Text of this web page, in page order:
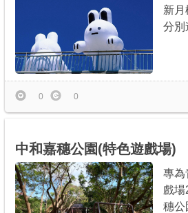
新月
分別
0 0
中和嘉穗公園(特色遊戲場)
專為
戲場
穗公